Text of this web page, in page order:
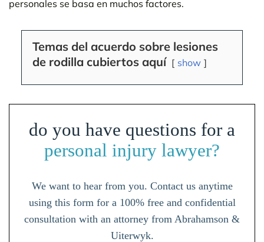
personales se basa en muchos factores.
Temas del acuerdo sobre lesiones
de rodilla cubiertos aquí
show
do you have questions for a
personal injury lawyer?
We want to hear from you. Contact us anytime
using this form for a 100% free and confidential
consultation with an attorney from Abrahamson &
Uiterwyk.